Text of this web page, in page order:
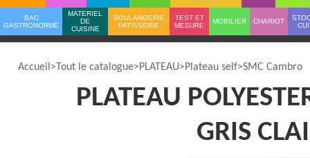
BAC
GASTRONORME
MATERIEL
DE
CUISINE
BOULANGERIE
PATISSERIE
TEST ET
MESURE
MOBILIER CHARIOT
Accueil Tout le catalogue PLATEAU Plateau self SMC Cambro
PLATEAU
GRIS